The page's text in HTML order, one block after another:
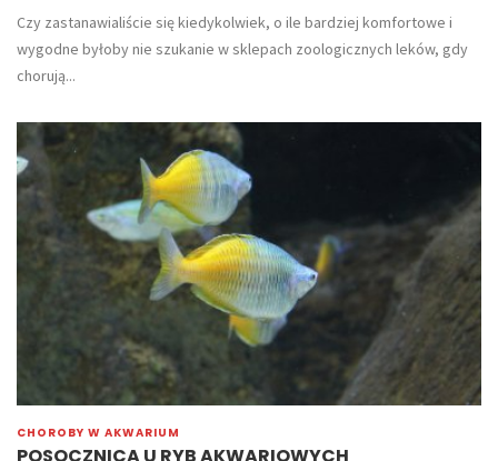
Czy zastanawialiście się kiedykolwiek, o ile bardziej komfortowe i
wygodne byłoby nie szukanie w sklepach zoologicznych leków, gdy
chorują...
CHOROBY W AKWARIUM
POSOCZNICA U RYB AKWARIOWYCH